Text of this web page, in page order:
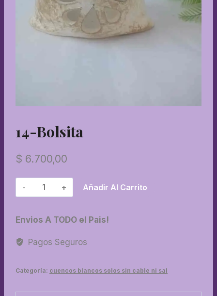
14-Bolsita
$ 6.700,00
14-
Bolsita
Añadir Al Carrito
Envios A TODO el Pais!
Pagos Seguros
Categoría: cuencos blancos solos sin cable ni sal